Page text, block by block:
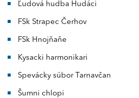
Ľudová hudba Hudáci
FSk Strapec Čerhov
FSk Hnojňaňe
Kysacki harmonikari
Spevácky súbor Tarnavčan
Šumni chlopi